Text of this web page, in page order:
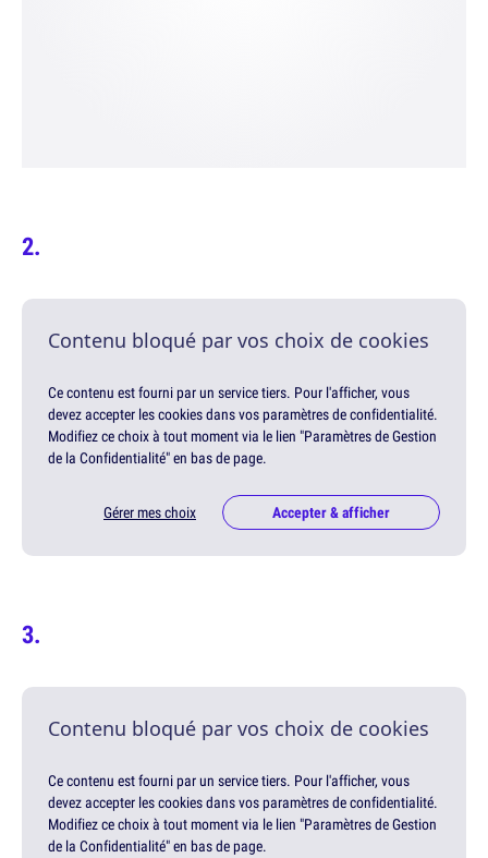
Contenu bloqué par vos choix de cookies
Ce contenu est fourni par un service tiers. Pour l'afficher, vous
devez accepter les cookies dans vos paramètres de confidentialité.
Modifiez ce choix à tout moment via le lien "Paramètres de Gestion
de la Confidentialité" en bas de page.
Gérer mes choix Accepter & afficher
Contenu bloqué par vos choix de cookies
Ce contenu est fourni par un service tiers. Pour l'afficher, vous
devez accepter les cookies dans vos paramètres de confidentialité.
Modifiez ce choix à tout moment via le lien "Paramètres de Gestion
de la Confidentialité" en bas de page.